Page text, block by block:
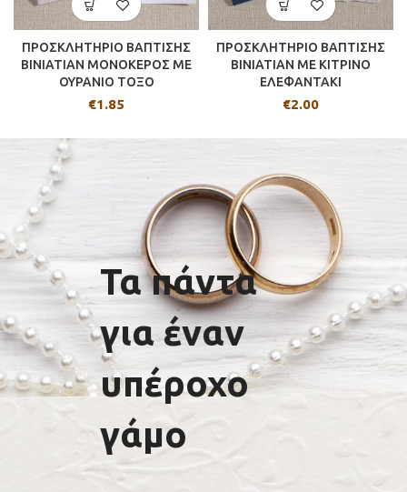
ΠΡΟΣΚΛΗΤΗΡΙΟ ΒΑΠΤΙΣΗΣ
BINIATIAN ΜΟΝΟΚΕΡΟΣ ΜΕ
ΟΥΡΑΝΙΟ ΤΟΞΟ
€1.85
ΠΡΟΣΚΛΗΤΗΡΙΟ ΒΑΠΤΙΣΗΣ
BINIATIAN ME ΚΙΤΡΙΝΟ
ΕΛΕΦΑΝΤΑΚΙ
€2.00
Τα πάντα
για έναν
υπέροχο
γάμο